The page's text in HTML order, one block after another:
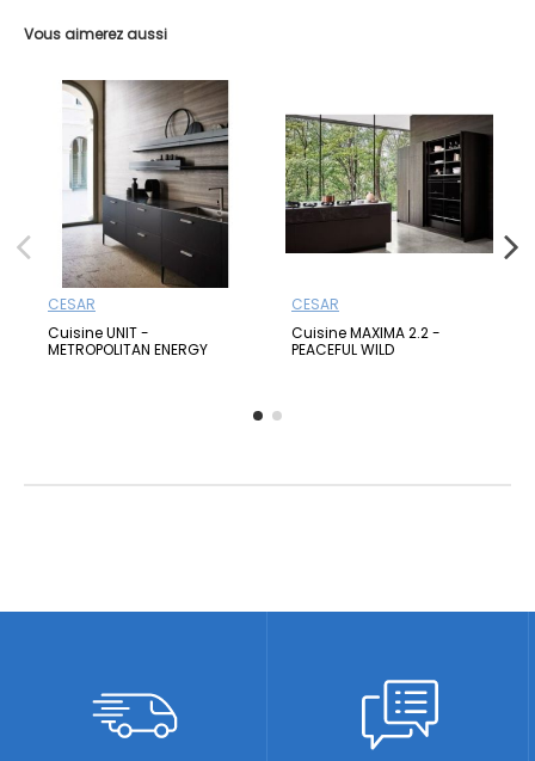
Vous aimerez aussi
CESAR
Cuisine UNIT -
METROPOLITAN ENERGY
CESAR
Cuisine MAXIMA 2.2 -
PEACEFUL WILD